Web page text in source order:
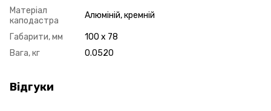
Матеріал
каподастра
Алюміній, кремній
Габарити, мм
100 x 78
Вага, кг
0.0520
Відгуки